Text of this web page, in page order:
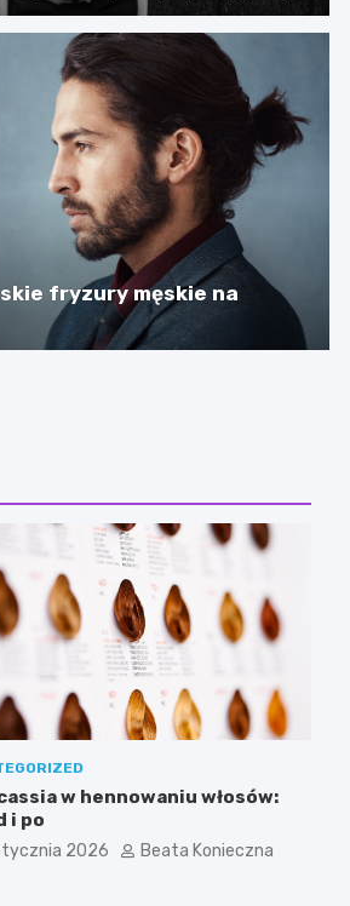
fryzury męskie na
w hennowaniu włosów:
i po
2026 Beata Konieczna